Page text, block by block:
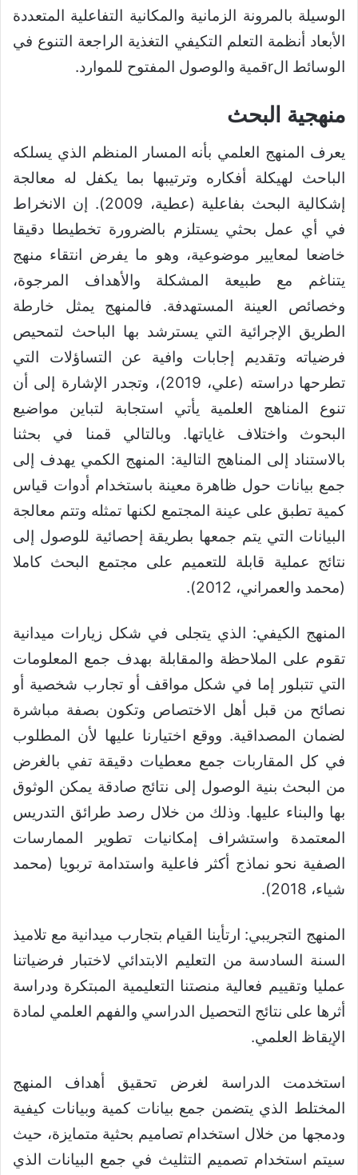
الوسيلة بالمرونة الزمانية والمكانية التفاعلية المتعددة
الأبعاد أنظمة التعلم التكيفي التغذية الراجعة التنوع في
الوسائط الrقمية والوصول المفتوح للموارد.
منهجية البحث
يعرف المنهج العلمي بأنه المسار المنظم الذي يسلكه
الباحث لهيكلة أفكاره وترتيبها بما يكفل له معالجة
إشكالية البحث بفاعلية (عطية، 2009). إن الانخراط
في أي عمل بحثي يستلزم بالضرورة تخطيطا دقيقا
خاضعا لمعايير موضوعية، وهو ما يفرض انتقاء منهج
يتناغم مع طبيعة المشكلة والأهداف المرجوة،
وخصائص العينة المستهدفة. فالمنهج يمثل خارطة
الطريق الإجرائية التي يسترشد بها الباحث لتمحيص
فرضياته وتقديم إجابات وافية عن التساؤلات التي
تطرحها دراسته (علي، 2019)، وتجدر الإشارة إلى أن
تنوع المناهج العلمية يأتي استجابة لتباين مواضيع
البحوث واختلاف غاياتها. وبالتالي قمنا في بحثنا
بالاستناد إلى المناهج التالية: المنهج الكمي يهدف إلى
جمع بيانات حول ظاهرة معينة باستخدام أدوات قياس
كمية تطبق على عينة المجتمع لكنها تمثله وتتم معالجة
البيانات التي يتم جمعها بطريقة إحصائية للوصول إلى
نتائج عملية قابلة للتعميم على مجتمع البحث كاملا
(محمد والعمراني، 2012).
المنهج الكيفي: الذي يتجلى في شكل زيارات ميدانية
تقوم على الملاحظة والمقابلة بهدف جمع المعلومات
التي تتبلور إما في شكل مواقف أو تجارب شخصية أو
نصائح من قبل أهل الاختصاص وتكون بصفة مباشرة
لضمان المصداقية. ووقع اختيارنا عليها لأن المطلوب
في كل المقاربات جمع معطيات دقيقة تفي بالغرض
من البحث بنية الوصول إلى نتائج صادقة يمكن الوثوق
بها والبناء عليها. وذلك من خلال رصد طرائق التدريس
المعتمدة واستشراف إمكانيات تطوير الممارسات
الصفية نحو نماذج أكثر فاعلية واستدامة تربويا (محمد
شياء، 2018).
المنهج التجريبي: ارتأينا القيام بتجارب ميدانية مع تلاميذ
السنة السادسة من التعليم الابتدائي لاختبار فرضياتنا
عمليا وتقييم فعالية منصتنا التعليمية المبتكرة ودراسة
أثرها على نتائج التحصيل الدراسي والفهم العلمي لمادة
الإيقاظ العلمي.
استخدمت الدراسة لغرض تحقيق أهداف المنهج
المختلط الذي يتضمن جمع بيانات كمية وبيانات كيفية
ودمجها من خلال استخدام تصاميم بحثية متمايزة، حيث
سيتم استخدام تصميم التثليث في جمع البيانات الذي